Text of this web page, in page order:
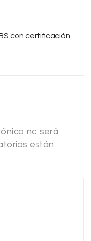
con certificación
no será
están